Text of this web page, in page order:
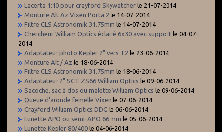
Lacerta 1:10 pour crayford Skywatcher le 21-07-2014
Monture Alt Az Vixen Porta 2 le 14-07-2014
Filtre CLS Astronomik 31.75mm le 14-07-2014
Chercheur William Optics éclairé 6x30 avec support le 04-07-
2014
Adaptateur photo Kepler 2" vers T2 le 23-06-2014
Monture Alt / Az le 18-06-2014
Filtre CLS Astronomik 31.75mm le 18-06-2014
Adaptateur 2" SCT ZS66 William Optics le 09-06-2014
Sacoche, sac à dos ou malette William Optics le 09-06-2014
Queue d'aronde femelle Vixen le 07-06-2014
Crayford William Optics DDG le 06-06-2014
Lunette APO ou semi-APO 66 mm le 05-06-2014
Lunette Kepler 80/400 le 04-06-2014